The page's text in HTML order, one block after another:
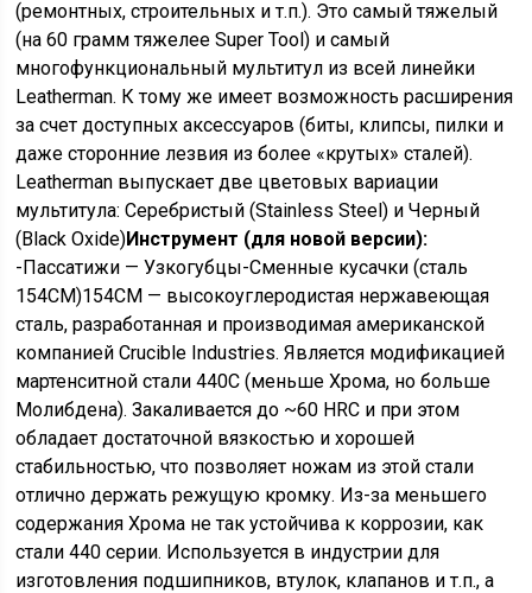
(ремонтных, строительных и т.п.). Это самый тяжелый
(на 60 грамм тяжелее Super Tool) и самый
многофункциональный мультитул из всей линейки
Leatherman. К тому же имеет возможность расширения
за счет доступных аксессуаров (биты, клипсы, пилки и
даже сторонние лезвия из более «крутых» сталей).
Leatherman выпускает две цветовых вариации
мультитула: Серебристый (Stainless Steel) и Черный
(Black Oxide)Инструмент (для новой версии):
-Пассатижи — Узкогубцы-Сменные кусачки (сталь
154CM)154CM — высокоуглеродистая нержавеющая
сталь, разработанная и производимая американской
компанией Crucible Industries. Является модификацией
мартенситной стали 440C (меньше Хрома, но больше
Молибдена). Закаливается до ~60 HRC и при этом
обладает достаточной вязкостью и хорошей
стабильностью, что позволяет ножам из этой стали
отлично держать режущую кромку. Из-за меньшего
содержания Хрома не так устойчива к коррозии, как
стали 440 серии. Используется в индустрии для
изготовления подшипников, втулок, клапанов и т.п., а